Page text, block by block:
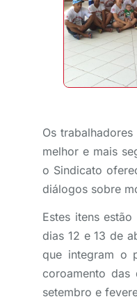
Os
melhor e mais
o Sindicato
diálogos sobre
Estes itens
dias 12 e 13 de
que integram o
coroamento das
setembro e